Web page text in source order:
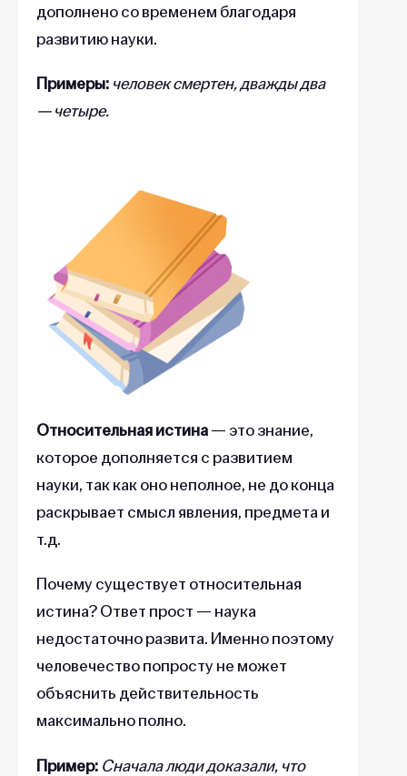
дополнено со временем благодаря
развитию науки.
Примеры: человек смертен, дважды два
— четыре.
Относительная истина— это знание,
которое дополняется с развитием
науки, так как оно неполное, не до конца
раскрывает смысл явления, предмета и
т.д.
Почему существует относительная
истина? Ответ прост — наука
недостаточно развита. Именно поэтому
человечество попросту не может
объяснить действительность
максимально полно.
Пример: Сначала люди доказали, что